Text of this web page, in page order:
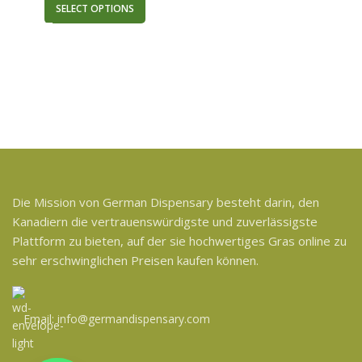
SELECT OPTIONS
Die Mission von German Dispensary besteht darin, den
Kanadiern die vertrauenswürdigste und zuverlässigste
Plattform zu bieten, auf der sie hochwertiges Gras online zu
sehr erschwinglichen Preisen kaufen können.
Email: info@germandispensary.com